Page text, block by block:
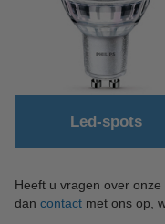
Led-spots
Heeft u vragen over
dan contact met ons op,